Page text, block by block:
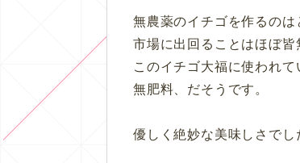
無農薬のイチゴを作るのは
市場に出回ることはほぼ皆
このイチゴ大福に使われ
無肥料、だそうです。
優しく絶妙な美味しさで